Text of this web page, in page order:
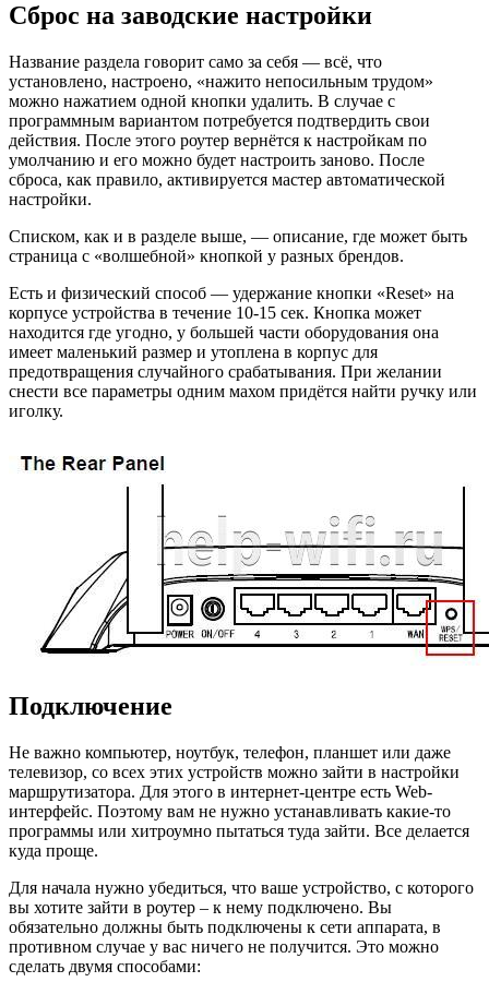
Сброс на заводские настройки
Название раздела говорит само за себя — всё, что
установлено, настроено, «нажито непосильным трудом»
можно нажатием одной кнопки удалить. В случае с
программным вариантом потребуется подтвердить свои
действия. После этого роутер вернётся к настройкам по
умолчанию и его можно будет настроить заново. После
сброса, как правило, активируется мастер автоматической
настройки.
Списком, как и в разделе выше, — описание, где может быть
страница с «волшебной» кнопкой у разных брендов.
Есть и физический способ — удержание кнопки «Reset» на
корпусе устройства в течение 10-15 сек. Кнопка может
находится где угодно, у большей части оборудования она
имеет маленький размер и утоплена в корпус для
предотвращения случайного срабатывания. При желании
снести все параметры одним махом придётся найти ручку или
иголку.
Подключение
Не важно компьютер, ноутбук, телефон, планшет или даже
телевизор, со всех этих устройств можно зайти в настройки
маршрутизатора. Для этого в интернет-центре есть Web-
интерфейс. Поэтому вам не нужно устанавливать какие-то
программы или хитроумно пытаться туда зайти. Все делается
куда проще.
Для начала нужно убедиться, что ваше устройство, с которого
вы хотите зайти в роутер – к нему подключено. Вы
обязательно должны быть подключены к сети аппарата, в
противном случае у вас ничего не получится. Это можно
сделать двумя способами: